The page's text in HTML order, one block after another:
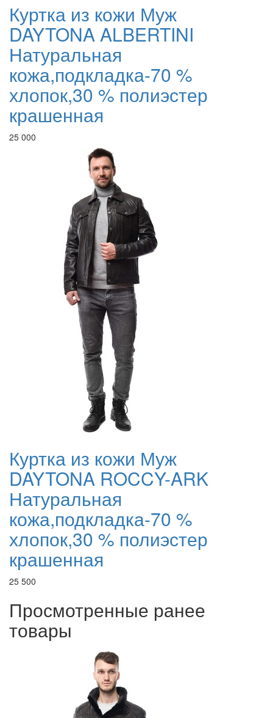
Куртка из кожи Муж
DAYTONA ALBERTINI
Натуральная
кожа,подкладка-70 %
хлопок,30 % полиэстер
крашенная
25 000
Куртка из кожи Муж
DAYTONA ROCCY-ARK
Натуральная
кожа,подкладка-70 %
хлопок,30 % полиэстер
крашенная
25 500
Просмотренные ранее
товары